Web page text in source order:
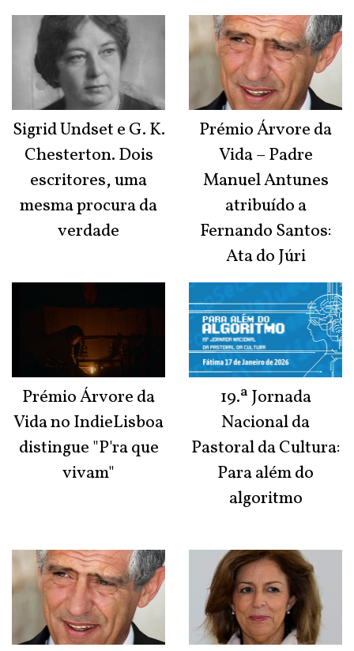
Sigrid Undset e G. K.
Chesterton. Dois
escritores, uma
mesma procura da
verdade
Prémio Árvore da
Vida no IndieLisboa
distingue "P'ra que
vivam"
Prémio Árvore da
Vida – Padre
Manuel Antunes
atribuído a
Fernando Santos:
Ata do Júri
19.ª Jornada
Nacional da
Pastoral da Cultura:
Para além do
algoritmo